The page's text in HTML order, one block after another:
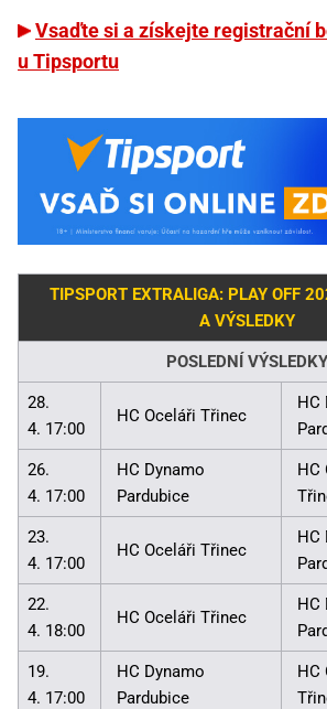
Vsaďte si a získejte registrační
u Tipsportu
TIPSPORT EXTRALIGA: PLAY OFF
A VÝSLEDKY
POSLEDNÍ VÝSLEDKY
28.
4. 17:00
HC Oceláři Třinec
HC
26.
4. 17:00
HC Dynamo
Pardubice
HC
23.
4. 17:00
HC Oceláři Třinec
HC
22.
4. 18:00
HC Oceláři Třinec
HC
19.
4. 17:00
HC Dynamo
Pardubice
HC